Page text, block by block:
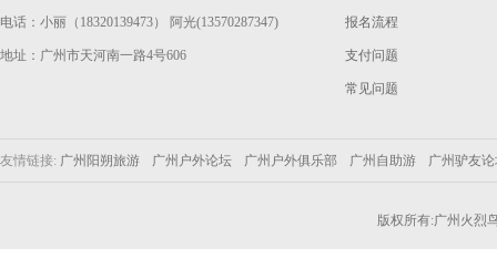
电话：小丽（18320139473） 阿光(13570287347)
地址：广州市天河南一路4号606
报名流程
支付问题
常见问题
友情链接: 广州阳朔旅游 广州户外论坛 广州户外俱乐部 广州自助游 广州驴友
版权所有:广州火烈